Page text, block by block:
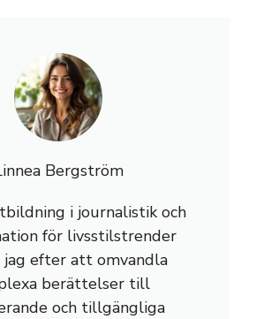
Bergström
i journalistik och
för livsstilstrender
jag efter att omvandla
berättelser till
och tillgängliga